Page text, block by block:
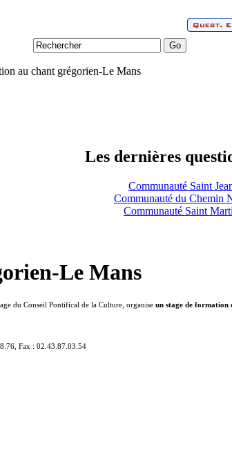
au chant grégorien-Le Mans
Les dernières
Communauté Saint
Communauté du Chemin
Communauté Saint
Le Mans
du Conseil Pontifical de la Culture, organise un stage de formation
Fax : 02.43.87.03.54